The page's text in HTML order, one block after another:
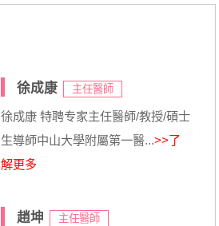
徐成康 主任醫師
徐成康 特聘专家主任醫師/教授/碩士
生導師中山大學附屬第一醫...>>了
解更多
趙坤 主任醫師